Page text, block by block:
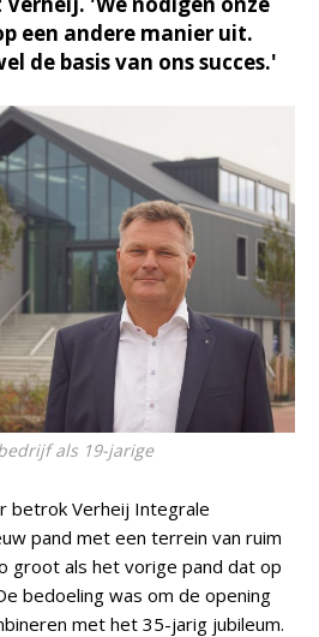
een andere manier uit.
de basis van ons succes.'
als 19-jarige
betrok Verheij Integrale
pand met een terrein van ruim
groot als het vorige pand dat op
bedoeling was om de opening
met het 35-jarig jubileum.